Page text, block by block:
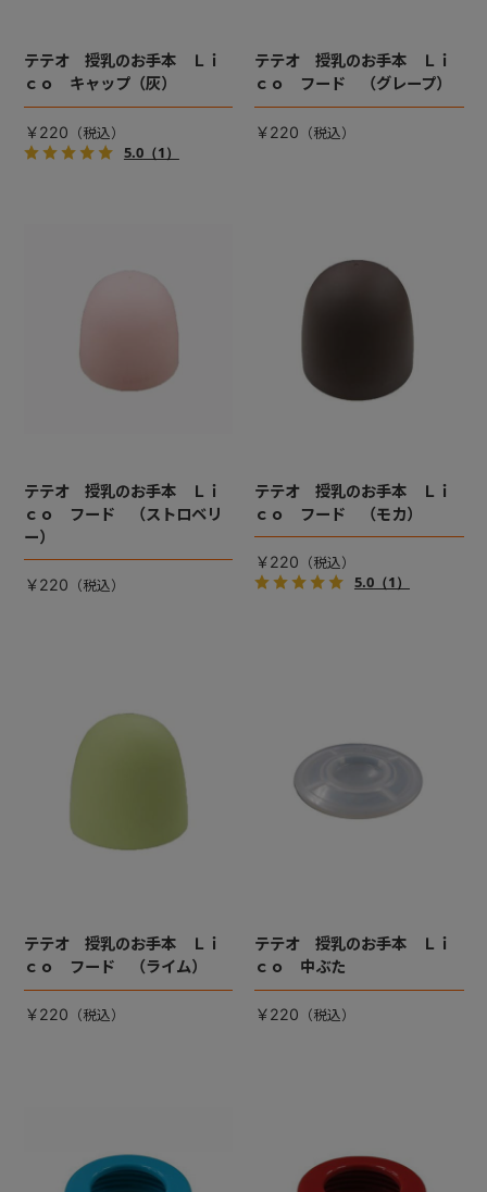
テテオ 授乳のお手本 Ｌｉ
ｃｏ キャップ（灰）
￥220
5.0（1）
テテオ 授乳のお手本 Ｌｉ
ｃｏ フード （グレープ）
￥220
テテオ 授乳のお手本 Ｌｉ
ｃｏ フード （ストロベリ
ー）
￥220
テテオ 授乳のお手本 Ｌｉ
ｃｏ フード （モカ）
￥220
5.0（1）
テテオ 授乳のお手本 Ｌｉ
ｃｏ フード （ライム）
￥220
テテオ 授乳のお手本 Ｌｉ
ｃｏ 中ぶた
￥220